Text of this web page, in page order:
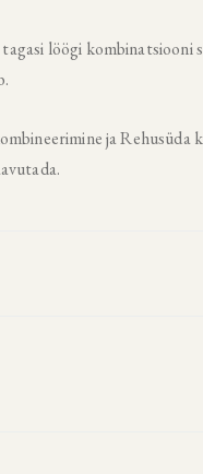
löögi kombinatsiooni
ja Rehusüda